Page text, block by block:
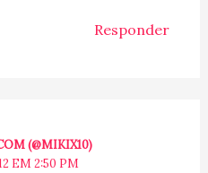
Responder
(@MIKIX10)
EM 2:50 PM